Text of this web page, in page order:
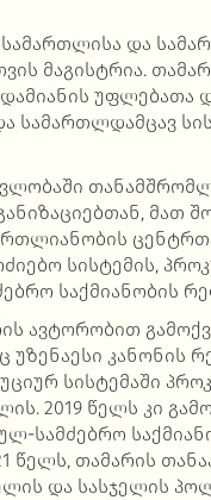
და
მაგისტრია.
უფლებათა
სამართლდამცავ
მათ
სისტემის,
საქმიანობის
ავტორობით
უზენაესი კანონის
სისტემაში
2019 წელს კი
სამძებრო
წელს, თამარის
და სასჯელის